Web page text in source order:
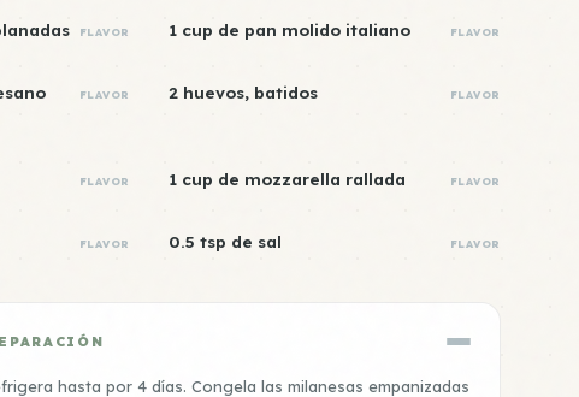
FLAVOR 1 cup de pan molido italiano FLAVOR
FLAVOR 2 huevos, batidos FLAVOR
FLAVOR 1 cup de mozzarella rallada FLAVOR
FLAVOR 0.5 tsp de sal FLAVOR
hasta por 4 días. Congela las milanesas empanizadas